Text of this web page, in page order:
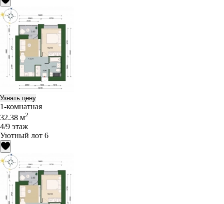
Узнать цену
1-комнатная
32.38 м2
4/9 этаж
Уютный лот 6